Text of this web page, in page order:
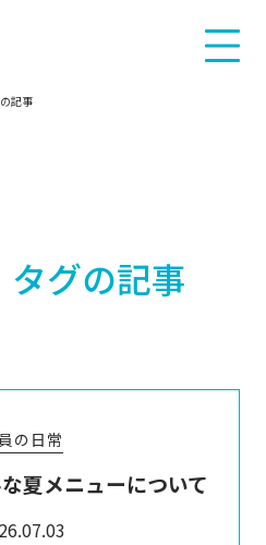
記事
タグの記事
の日常
夏メニューについて